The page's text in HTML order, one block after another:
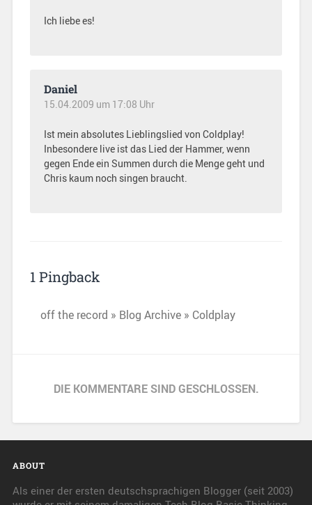
Ich liebe es!
Daniel
15.04.2009 um 17:08 Uhr
Ist mein absolutes Lieblingslied von Coldplay!
Inbesondere live ist das Lied der Hammer, wenn
gegen Ende ein Summen durch die Menge geht und
Chris kaum noch singen braucht.
1 Pingback
off the record » Blog Archive » Coldplay
DIE KOMMENTARE SIND GESCHLOSSEN.
ABOUT
Als einer der ersten deutschsprachigen Blogger (seit 2003)